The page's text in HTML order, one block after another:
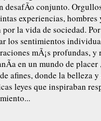
desafÃ­o conjunto.
experiencias,
por la vida de sociedad.
los sentimientos
mÃ¡s profundas,
en un mundo de
afines, donde la belleza
leyes que inspiraban